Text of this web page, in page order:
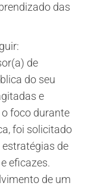
das
de
do seu
e
foco durante
foi solicitado
de
eficazes.
de um